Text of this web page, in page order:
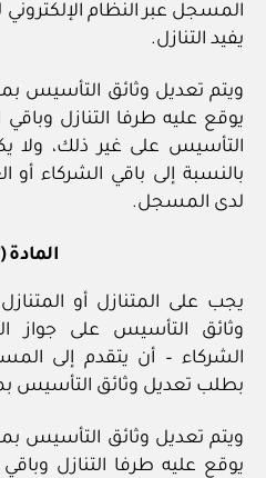
المسجل عبر النظام
يفيد التنازل.
ويتم تعديل وثائق التأسيس
يوقع عليه طرفا التنازل
التأسيس على غير ذلك، ولا
بالنسبة إلى باقي الشركاء أو
لدى المسجل.
المادة (٢٧)
يجب على المتنازل أو
وثائق التأسيس على جواز
الشركاء – أن يتقدم إلى
بطلب تعديل وثائق التأسيس
ويتم تعديل وثائق التأسيس
يوقع عليه طرفا التنازل وباقي